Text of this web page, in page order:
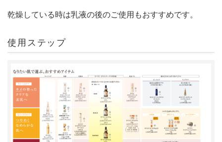
乾燥している時は乳液の後のご使用もおすすめです。
使用ステップ